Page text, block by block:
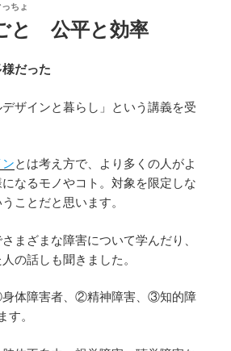
ちょ
と 公平と効率
だった
ザインと暮らし」という講義を受
とは考え方で、より多くの人がよ
なるモノやコト。対象を限定しな
ことだと思います。
まざまな障害について学んだり、
の話しも聞きました。
体障害者、②精神障害、③知的障
す。